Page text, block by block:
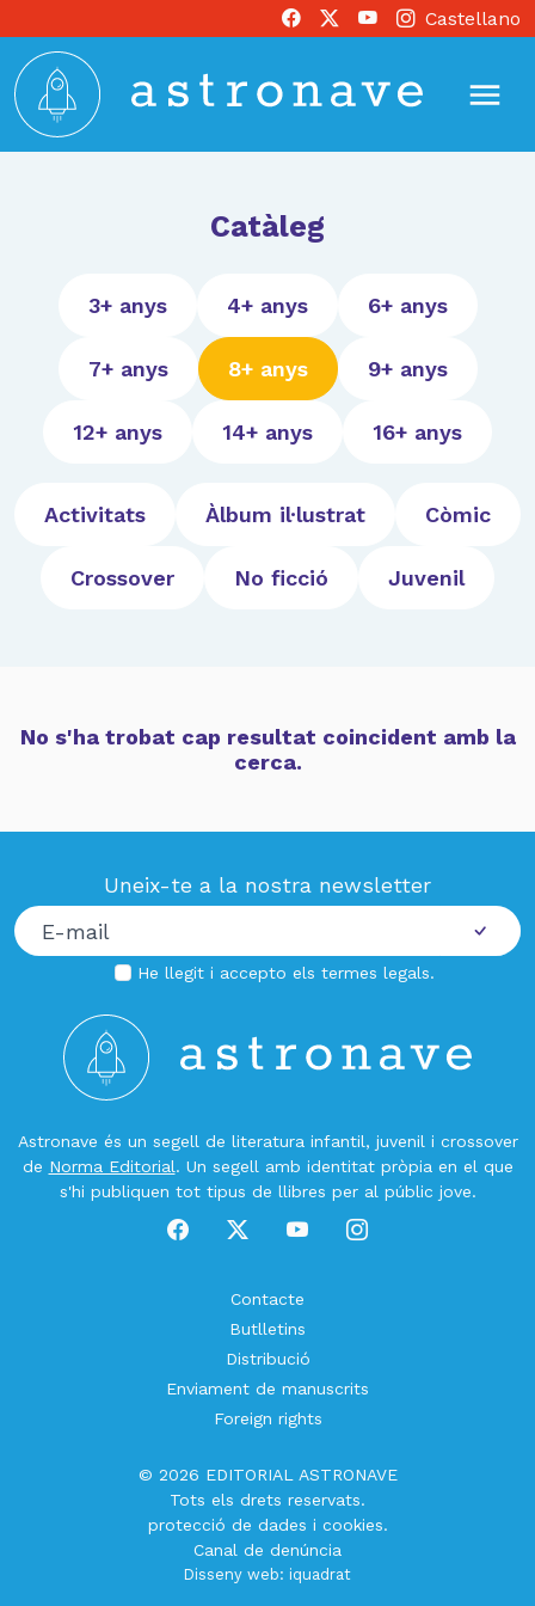
Castellano
Catàleg
3+ anys 4+ anys 6+ anys
7+ anys 8+ anys 9+ anys
12+ anys 14+ anys 16+ anys
Activitats Àlbum il·lustrat Còmic
Crossover No ficció Juvenil
No s'ha trobat cap resultat coincident amb la
cerca.
Uneix-te a la nostra newsletter
He llegit i accepto els termes legals.
Astronave és un segell de literatura infantil, juvenil i crossover
de Norma Editorial. Un segell amb identitat pròpia en el que
s'hi publiquen tot tipus de llibres per al públic jove.
Contacte
Butlletins
Distribució
Enviament de manuscrits
Foreign rights
© 2026 EDITORIAL ASTRONAVE
Tots els drets reservats.
protecció de dades i cookies.
Canal de denúncia
Disseny web: iquadrat